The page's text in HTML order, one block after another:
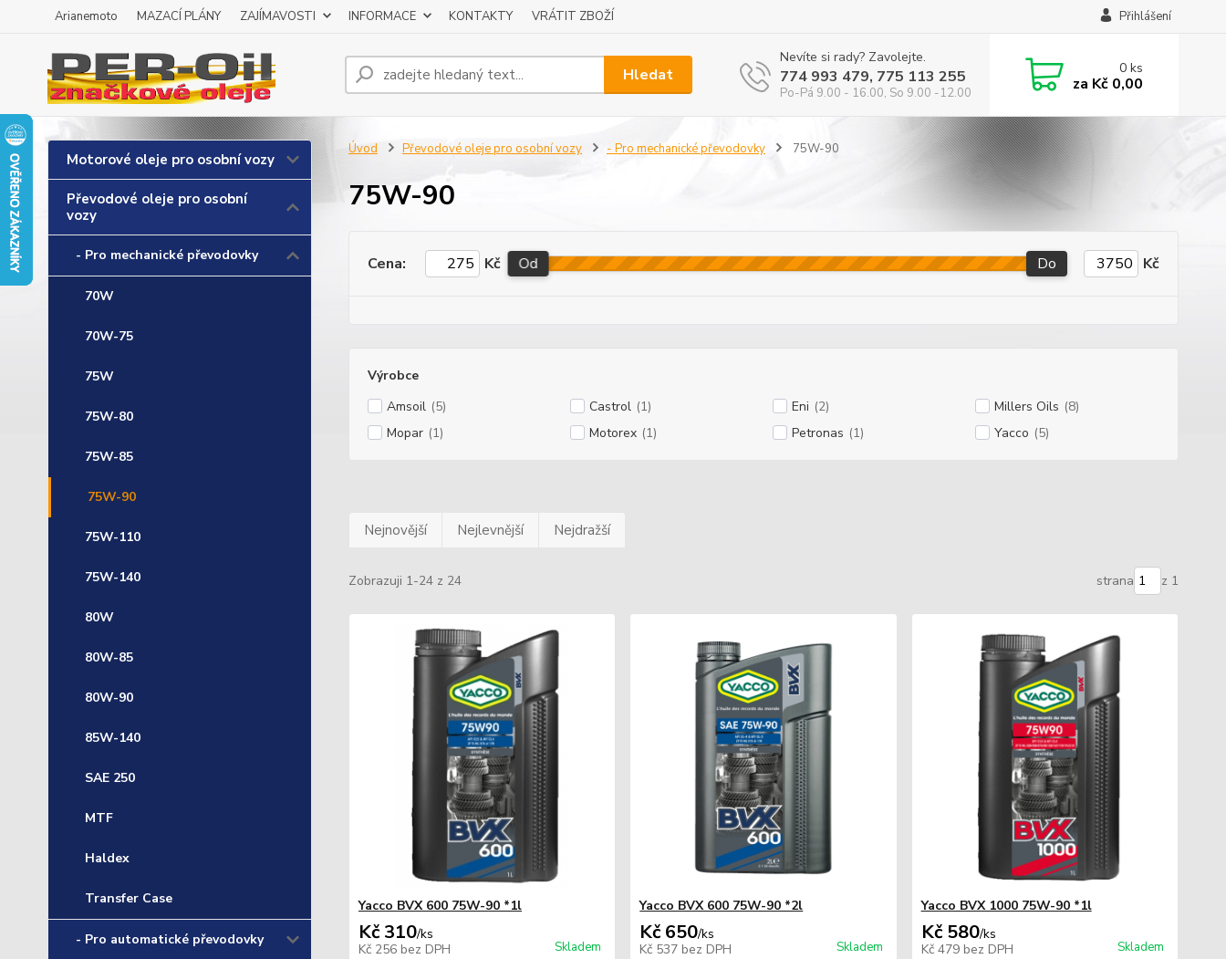
Arianemoto MAZACÍ PLÁNY ZAJÍMAVOSTI INFORMACE KONTAKTY VRÁTIT ZBOŽÍ Přihlášení
Hledat
Nevíte si rady? Zavolejte.
774 993 479, 775 113 255
Po-Pá 9.00 - 16.00, So 9.00 -12.00
0ks
za Kč 0,00
Motorové oleje pro osobní vozy
Převodové oleje pro osobní
vozy
- Pro mechanické převodovky
70W
70W-75
75W
75W-80
75W-85
75W-90
75W-110
75W-140
80W
80W-85
80W-90
85W-140
SAE 250
MTF
Haldex
Transfer Case
- Pro automatické převodovky
Úvod Převodové oleje pro osobní vozy - Pro mechanické převodovky 75W-90
75W-90
Cena: Kč Od Do Kč
Výrobce
Amsoil (5) Castrol (1) Eni (2) Millers Oils (8)
Mopar (1) Motorex (1) Petronas (1) Yacco (5)
Nejnovější Nejlevnější Nejdražší
Zobrazuji 1-24 z 24 strana z 1
Yacco BVX 600 75W-90 *1l
Kč 310/ks
Kč 256 bez DPH Skladem
Yacco BVX 600 75W-90 *2l
Kč 650/ks
Kč 537 bez DPH Skladem
Yacco BVX 1000 75W-90 *1l
Kč 580/ks
Kč 479 bez DPH Skladem